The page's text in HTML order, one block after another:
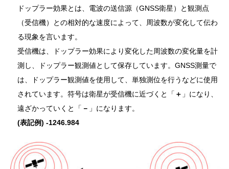
ドップラー効果とは、電波の送信源（GNSS衛星）と観測点
（受信機）との相対的な速度によって、周波数が変化して伝わ
る現象を言います。
受信機は、ドップラー効果により変化した周波数の変化量を計
測し、ドップラー観測値として保存しています。GNSS測量で
は、ドップラー観測値を使用して、単独測位を行うなどに使用
されています。符号は衛星が受信機に近づくと「 ＋ 」になり、
遠ざかっていくと「 － 」になります。
(表記例) -1246.984